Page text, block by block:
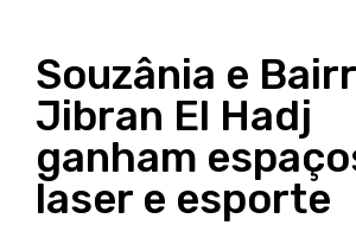
Souzânia e
Jibran El Hadj
ganham
laser e esporte